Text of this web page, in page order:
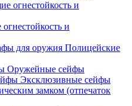
и
Полицейские
Оружейные сейфы
Эксклюзивные сейфы